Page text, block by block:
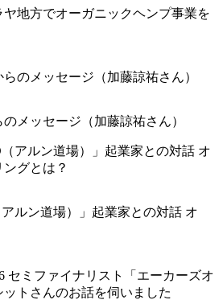
地方でオーガニックヘンプ事業を
メッセージ（加藤諒祐さん）
アルン道場）」起業家との対話 オ